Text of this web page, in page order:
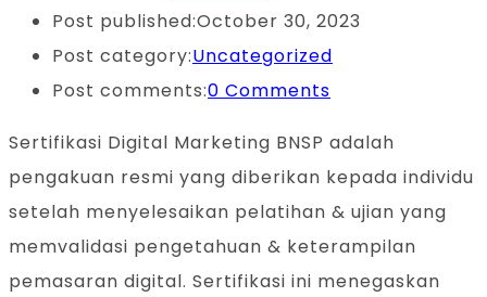
Post published:October 30, 2023
Post category:Uncategorized
Post comments:0 Comments
Sertifikasi Digital Marketing BNSP adalah
pengakuan resmi yang diberikan kepada individu
setelah menyelesaikan pelatihan & ujian yang
memvalidasi pengetahuan & keterampilan
pemasaran digital. Sertifikasi ini menegaskan